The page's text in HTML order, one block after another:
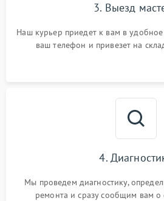
3. Выезд
Наш курьер приедет к вам в
ваш телефон и привезет на
4.
Мы проведем диагностику,
ремонта и сразу сообщим вам о